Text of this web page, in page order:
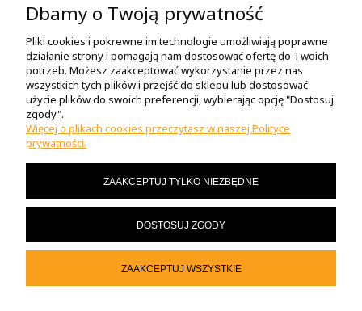
POMOC
O NAS
MASZ PYTANIA?
Dbamy o Twoją prywatność
Pliki cookies i pokrewne im technologie umożliwiają poprawne
działanie strony i pomagają nam dostosować ofertę do Twoich
potrzeb. Możesz zaakceptować wykorzystanie przez nas
wszystkich tych plików i przejść do sklepu lub dostosować
użycie plików do swoich preferencji, wybierając opcję "Dostosuj
zgody".
Więcej o plikach cookies przeczytasz w naszej Polityce
prywatności.
ZAAKCEPTUJ TYLKO NIEZBĘDNE
DOSTOSUJ ZGODY
ZAAKCEPTUJ WSZYSTKIE